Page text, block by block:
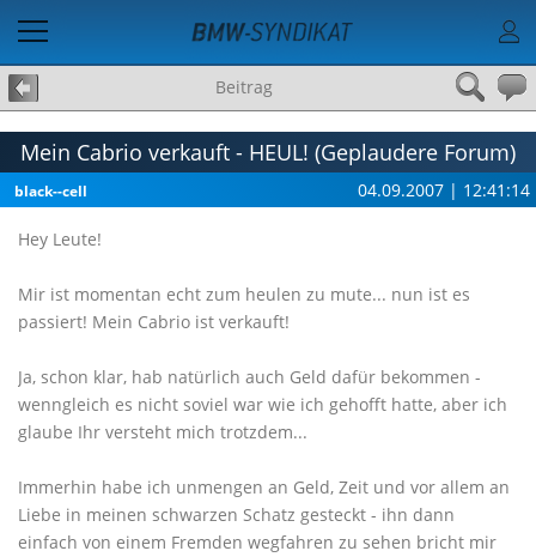
Beitrag
Mein Cabrio verkauft - HEUL! (Geplaudere Forum)
black--cell 04.09.2007 | 12:41:14
Hey Leute!
Mir ist momentan echt zum heulen zu mute... nun ist es
passiert! Mein Cabrio ist verkauft!
Ja, schon klar, hab natürlich auch Geld dafür bekommen -
wenngleich es nicht soviel war wie ich gehofft hatte, aber ich
glaube Ihr versteht mich trotzdem...
Immerhin habe ich unmengen an Geld, Zeit und vor allem an
Liebe in meinen schwarzen Schatz gesteckt - ihn dann
einfach von einem Fremden wegfahren zu sehen bricht mir